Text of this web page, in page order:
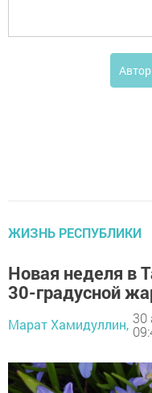
ЖИЗНЬ РЕСПУБЛИКИ
Новая неделя в
30-градусной
Марат Хамидуллин, 30